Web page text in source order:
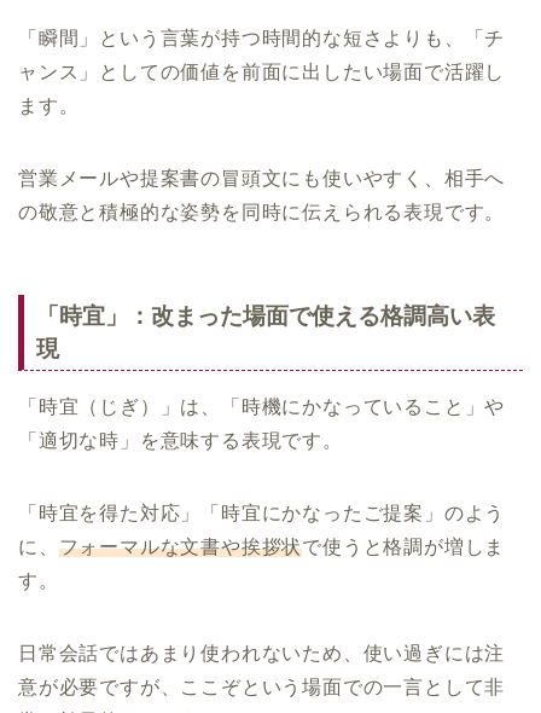
「瞬間」という言葉が持つ時間的な短さよりも、「チ
ャンス」としての価値を前面に出したい場面で活躍し
ます。
営業メールや提案書の冒頭文にも使いやすく、相手へ
の敬意と積極的な姿勢を同時に伝えられる表現です。
「時宜」：改まった場面で使える格調高い表
現
「時宜（じぎ）」は、「時機にかなっていること」や
「適切な時」を意味する表現です。
「時宜を得た対応」「時宜にかなったご提案」のよう
に、 フォーマルな文書や挨拶状で使うと格調が増しま
す。
日常会話ではあまり使われないため、使い過ぎには注
意が必要ですが、ここぞという場面での一言として非